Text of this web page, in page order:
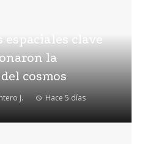
espaciales clave
la
cosmos
J. Hace 5 días